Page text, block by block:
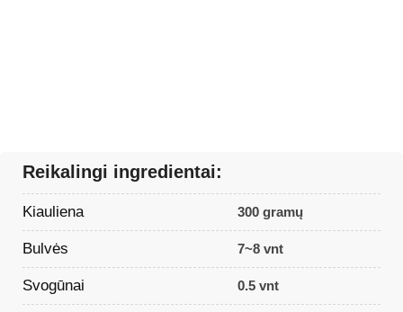
Reikalingi ingredientai:
Kiauliena 300 gramų
Bulvės 7~8 vnt
Svogūnai 0.5 vnt